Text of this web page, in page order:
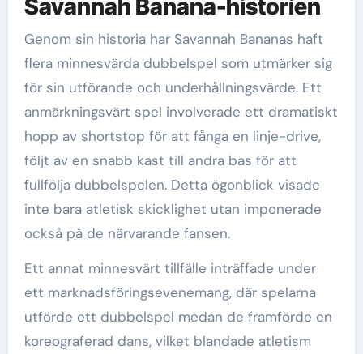
Savannah Banana-historien
Genom sin historia har Savannah Bananas haft
flera minnesvärda dubbelspel som utmärker sig
för sin utförande och underhållningsvärde. Ett
anmärkningsvärt spel involverade ett dramatiskt
hopp av shortstop för att fånga en linje-drive,
följt av en snabb kast till andra bas för att
fullfölja dubbelspelen. Detta ögonblick visade
inte bara atletisk skicklighet utan imponerade
också på de närvarande fansen.
Ett annat minnesvärt tillfälle inträffade under
ett marknadsföringsevenemang, där spelarna
utförde ett dubbelspel medan de framförde en
koreograferad dans, vilket blandade atletism